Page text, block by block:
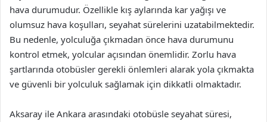
hava durumudur. Özellikle kış aylarında kar yağışı ve
olumsuz hava koşulları, seyahat sürelerini uzatabilmektedir.
Bu nedenle, yolculuğa çıkmadan önce hava durumunu
kontrol etmek, yolcular açısından önemlidir. Zorlu hava
şartlarında otobüsler gerekli önlemleri alarak yola çıkmakta
ve güvenli bir yolculuk sağlamak için dikkatli olmaktadır.
Aksaray ile Ankara arasındaki otobüsle seyahat süresi,